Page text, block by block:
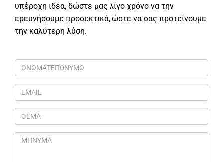
υπέροχη ιδέα, δώστε μας λίγο χρόνο να την
ερευνήσουμε προσεκτικά, ώστε να σας προτείνουμε
την καλύτερη λύση.